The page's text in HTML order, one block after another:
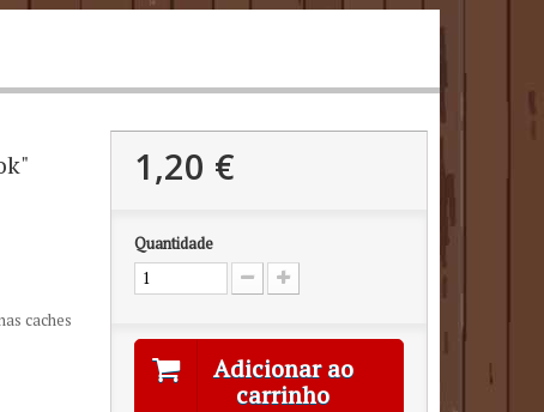
caches
1,20 €
Quantidade
Adicionar ao
carrinho